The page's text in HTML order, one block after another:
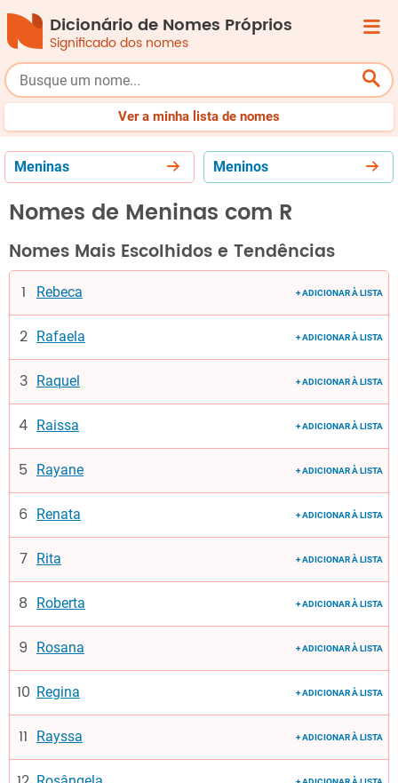
Dicionário de Nomes Próprios
Significado dos nomes
Femininos
Ver a minha lista de nomes
Meninas Meninos
Nomes de Meninas com R
Nomes Mais Escolhidos e Tendências
Rebeca + ADICIONAR À LISTA
Rafaela + ADICIONAR À LISTA
Raquel + ADICIONAR À LISTA
Raissa + ADICIONAR À LISTA
Rayane + ADICIONAR À LISTA
Renata + ADICIONAR À LISTA
Rita + ADICIONAR À LISTA
Roberta + ADICIONAR À LISTA
Rosana + ADICIONAR À LISTA
Regina + ADICIONAR À LISTA
Rayssa + ADICIONAR À LISTA